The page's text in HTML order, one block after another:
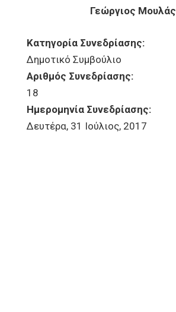
Γεώργιος Μουλάς
Κατηγορία Συνεδρίασης:
Δημοτικό Συμβούλιο
Αριθμός Συνεδρίασης:
18
Ημερομηνία Συνεδρίασης:
Δευτέρα, 31 Ιούλιος, 2017